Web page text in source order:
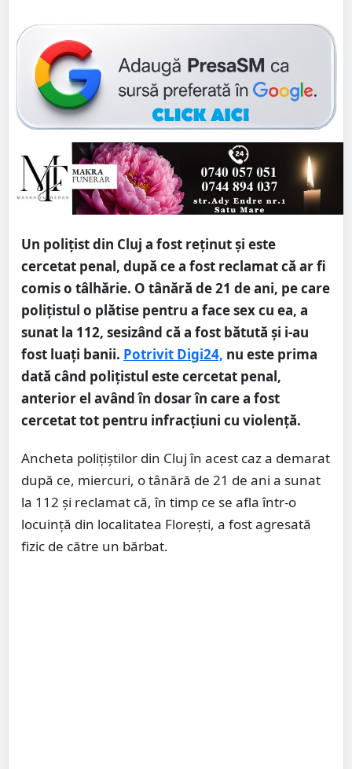
Un poliţist din Cluj a fost reţinut şi este
cercetat penal, după ce a fost reclamat că ar fi
comis o tâlhărie. O tânără de 21 de ani, pe care
poliţistul o plătise pentru a face sex cu ea, a
sunat la 112, sesizând că a fost bătută şi i-au
fost luaţi banii. Potrivit Digi24, nu este prima
dată când poliţistul este cercetat penal,
anterior el având în dosar în care a fost
cercetat tot pentru infracţiuni cu violenţă.
Ancheta poliţiştilor din Cluj în acest caz a demarat
după ce, miercuri, o tânără de 21 de ani a sunat
la 112 şi reclamat că, în timp ce se afla într-o
locuinţă din localitatea Floreşti, a fost agresată
fizic de către un bărbat.